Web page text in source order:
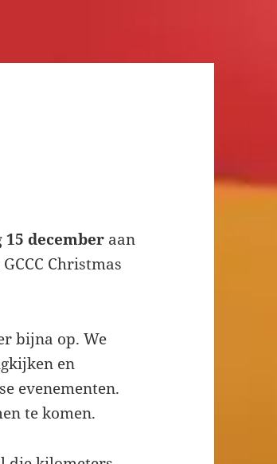
15 december aan
Christmas
bijna op. We
en
evenementen.
te komen.